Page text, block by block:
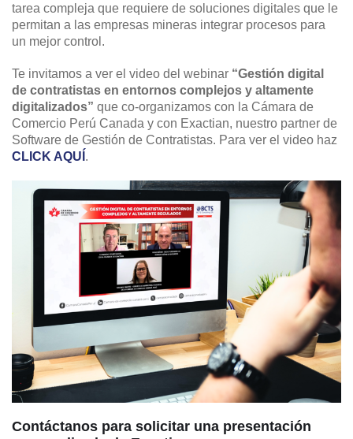
tarea compleja que requiere de soluciones digitales que le
permitan a las empresas mineras integrar procesos para
un mejor control.
Te invitamos a ver el video del webinar “Gestión digital
de contratistas en entornos complejos y altamente
digitalizados” que co-organizamos con la Cámara de
Comercio Perú Canada y con Exactian, nuestro partner de
Software de Gestión de Contratistas. Para ver el video haz
CLICK AQUÍ .
Contáctanos para solicitar una presentación